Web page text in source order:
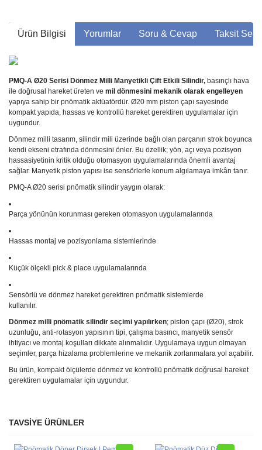
Ürün Bilgisi Yorumlar Soru & Cevap Taksit
PMQ-A Ø20 Serisi Dönmez Milli Manyetikli Çift Etkili Silindir, basınçlı hava
ile doğrusal hareket üreten ve mil dönmesini mekanik olarak engelleyen
yapıya sahip bir pnömatik aktüatördür. Ø20 mm piston çapı sayesinde
kompakt yapıda, hassas ve kontrollü hareket gerektiren uygulamalar için
uygundur.
Dönmez milli tasarım, silindir mili üzerinde bağlı olan parçanın strok boyunca
kendi ekseni etrafında dönmesini önler. Bu özellik; yön, açı veya pozisyon
hassasiyetinin kritik olduğu otomasyon uygulamalarında önemli avantaj
sağlar. Manyetik piston yapısı ise sensörlerle konum algılamaya imkân tanır.
PMQ-A Ø20 serisi pnömatik silindir yaygın olarak:
Parça yönünün korunması gereken otomasyon uygulamalarında
Hassas montaj ve pozisyonlama sistemlerinde
Küçük ölçekli pick & place uygulamalarında
Sensörlü ve dönmez hareket gerektiren pnömatik sistemlerde
kullanılır.
Dönmez milli pnömatik silindir seçimi yapılırken; piston çapı (Ø20), strok
uzunluğu, anti-rotasyon yapısının tipi, çalışma basıncı, manyetik sensör
ihtiyacı ve montaj koşulları dikkate alınmalıdır. Uygulamaya uygun olmayan
seçimler, parça hizalama problemlerine ve mekanik zorlanmalara yol açabilir.
Bu ürün, kompakt ölçülerde dönmez ve kontrollü pnömatik doğrusal hareket
gerektiren uygulamalar için uygundur.
TAVSİYE ÜRÜNLER